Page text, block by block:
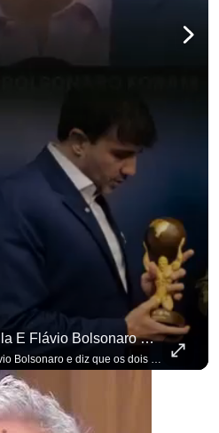
Renan Santos Critica Lula E Flávio Bolsonaro E Diz Que Os Dois São Lados Da Mesma Moeda.